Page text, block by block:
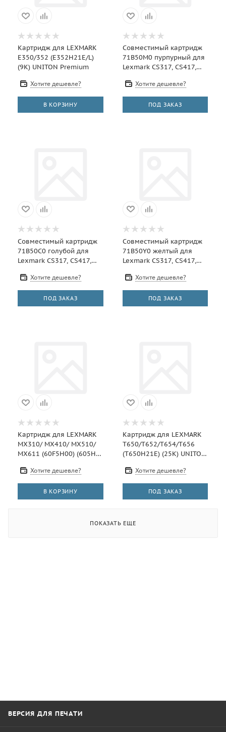
Картридж для LEXMARK
E350/352 (E352H21E/L)
(9K) UNITON Premium
Хотите дешевле?
В КОРЗИНУ
Совместимый картридж
71B50M0 пурпурный для
Lexmark CS317, CS417,
CX517 - 2.3K
Хотите дешевле?
ПОД ЗАКАЗ
Совместимый картридж
71B50C0 голубой для
Lexmark CS317, CS417,
CX517 - 2.3K
Хотите дешевле?
ПОД ЗАКАЗ
Совместимый картридж
71B50Y0 желтый для
Lexmark CS317, CS417,
CX517 - 2.3K
Хотите дешевле?
ПОД ЗАКАЗ
Картридж для LEXMARK
MX310/ MX410/ MX510/
MX611 (60F5H00) (605H)
Хотите дешевле?
В КОРЗИНУ
Картридж для LEXMARK
T650/T652/T654/T656
(T650H21E) (25К) UNITON
Хотите дешевле?
ПОД ЗАКАЗ
ПОКАЗАТЬ ЕЩЕ
ВЕРСИЯ ДЛЯ ПЕЧАТИ